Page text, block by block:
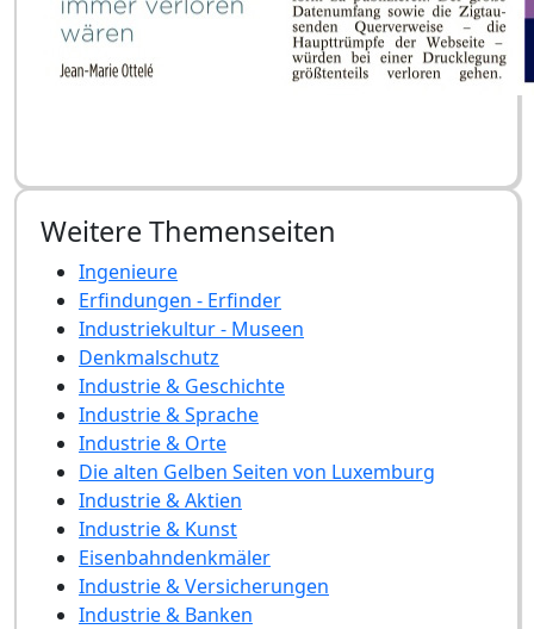
Weitere Themenseiten
Ingenieure
Erfindungen - Erfinder
Industriekultur - Museen
Denkmalschutz
Industrie & Geschichte
Industrie & Sprache
Industrie & Orte
Die alten Gelben Seiten von Luxemburg
Industrie & Aktien
Industrie & Kunst
Eisenbahndenkmäler
Industrie & Versicherungen
Industrie & Banken